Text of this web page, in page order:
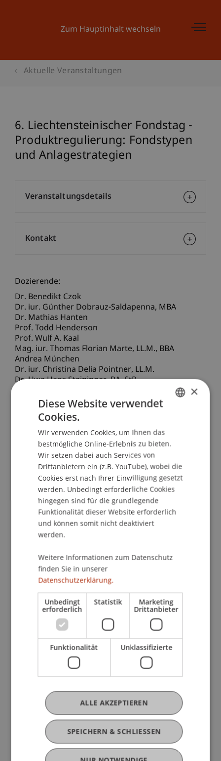
Zum Hauptinhalt wechseln
Aktuelle Veranstaltungen
6. Liechtensteinischer Fondstag -
Produktregulierung: Fondstypen
und Anlagestrategien
Dozierende:
Dr. Benedikt Czok
Dr. iur. Günther Dobrauz-Saldapenna MBA
Dr. Mathias Hanten
Prof. Todd Henderson
Prof. Wulf A. Kaal
Mag. iur. Thomas Florian Marte LL.M., BBA
Andrea München
Dr. iur. Christina Delia Pointner LL.M.
Dr. Uwe HansSteiningerRA, StB
Prof. Dr. Erik Vermeulen
Mag. iur. Markus Wagner
Prof. Dr. DirkZetzsche
School/Professur:
Institut für Finanzdienstleistungen
Nach der Verwalterregulierung durch die
(reformierte) UCITS-RL und AIFM-RL ist als neuer
gesetzgeberischer Trend die Regulierung des
Produkts durch Fondstypen auszumachen.
Differenziert wird nach den zulässigen
Anlagegegenständen, der Anlagestrategie oder
den Anlegern, an die die Fondsanteile vertrieben
werden dürfen.
Ein Teil der Fondstypen wird europaweit durch
unmittelbar geltende Verordnung oder
engmaschige Richtlinienbestimmungen mit
Ausführungserlassen geregelt. Ein anderer Teil
der Fondstypen ist das Produkt nationaler
Regulierung, welche zum Schutz der Anleger
zusätzlich zur Verwalterregulierung der AIFM-RL
tritt. Ein dritter Teil der Fondstypen ist nicht
Gegenstand separater Regulierung, sondern das
Produkt eines Zusammenwirkens verschiedener
Teile des Bank- und Finanzmarktrechts.
Der 6. Liechtensteinische Fondstag behandelt die
für das Fürstentum Liechtenstein bedeutsamen
Veranstaltungsdetails
Kontakt
×
Diese Website verwendet
Cookies.
Wir verwenden Cookies, um Ihnen das
bestmögliche Online-Erlebnis zu bieten.
Wir setzen dabei auch Services von
Drittanbietern ein (z.B. YouTube), wobei die
Cookies erst nach Ihrer Einwilligung gesetzt
werden. Unbedingt erforderliche Cookies
hingegen sind für die grundlegende
Funktionalität dieser Website erforderlich
und können somit nicht deaktiviert
werden.
Weitere Informationen zum Datenschutz
finden Sie in unserer
Datenschutzerklärung.
Unbedingt
erforderlich
Statistik Marketing
Drittanbieter
Funktionalität Unklassifizierte
SPEICHERN & SCHLIESSEN
ALLE AKZEPTIEREN